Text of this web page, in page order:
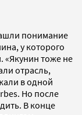
понимание
у которого
«Якунин тоже не
отрасль,
в одной
Но после
В конце